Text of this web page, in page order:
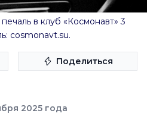
в клуб «Космонавт» 3
cosmonavt.su.
Поделиться
2025 года